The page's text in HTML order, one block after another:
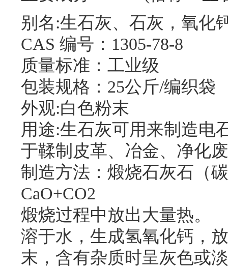
别名:生石灰、石灰，氧化
CAS 编号：1305-78-8
质量标准：工业级
包装规格：25公斤/编织袋
外观:白色粉末
用途:生石灰可用来制造电
于鞣制皮革、冶金、净化
制造方法：煅烧石灰石（
CaO+CO2
煅烧过程中放出大量热。
溶于水，生成氢氧化钙，
末，含有杂质时呈灰色或